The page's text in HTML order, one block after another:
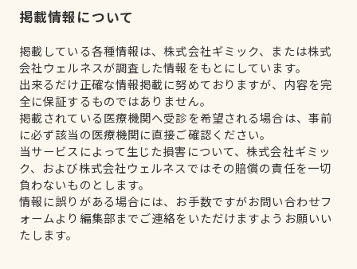
掲載情報について
掲載している各種情報は、株式会社ギミック、または株式
会社ウェルネスが調査した情報をもとにしています。
出来るだけ正確な情報掲載に努めておりますが、内容を完
全に保証するものではありません。
掲載されている医療機関へ受診を希望される場合は、事前
に必ず該当の医療機関に直接ご確認ください。
当サービスによって生じた損害について、株式会社ギミッ
ク、および株式会社ウェルネスではその賠償の責任を一切
負わないものとします。
情報に誤りがある場合には、お手数ですがお問い合わせフ
ォームより編集部までご連絡をいただけますようお願いい
たします。